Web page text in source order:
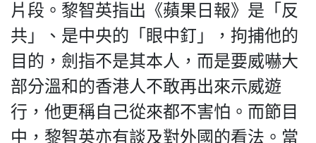
關於我們
我們的立場
片段。黎智英指出《蘋果日報》是「反
共」、是中央的「眼中釘」，拘捕他的
目的，劍指不是其本人，而是要威嚇大
部分溫和的香港人不敢再出來示威遊
行，他更稱自己從來都不害怕。而節目
中，黎智英亦有談及對外國的看法。當